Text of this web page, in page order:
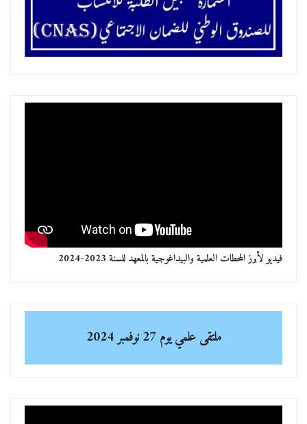
فيديو لأبرز المحطات العلمية والبيداغوجية بالمعهد للسنة 2023-2024
ملتقى علمييوم 27 نوفمبر 2024